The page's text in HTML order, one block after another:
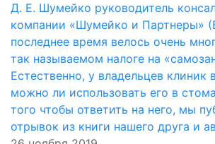
Д. Е. Шумейко руководитель
компании «Шумейко и Партнеры»
последнее время велось очень
так называемом налоге на
Естественно, у владельцев клиник
можно ли использовать его в
того чтобы ответить на него, мы
отрывок из книги нашего друга и